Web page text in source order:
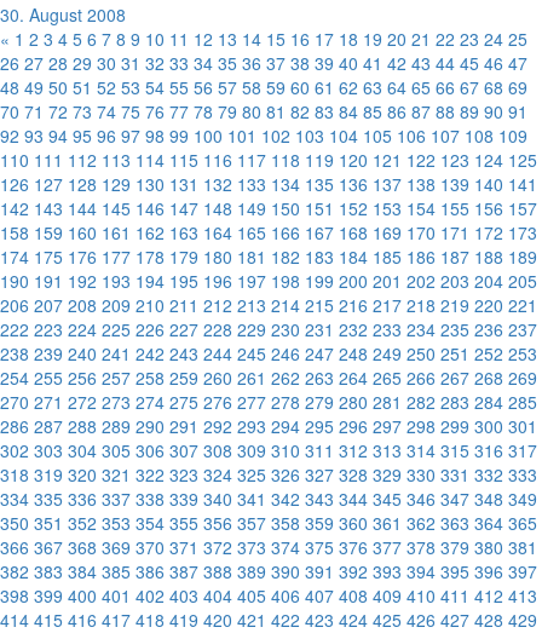
30. August 2008
« 1 2 3 4 5 6 7 8 9 10 11 12 13 14 15 16 17 18 19 20 21 22 23 24 25
26 27 28 29 30 31 32 33 34 35 36 37 38 39 40 41 42 43 44 45 46 47
48 49 50 51 52 53 54 55 56 57 58 59 60 61 62 63 64 65 66 67 68 69
70 71 72 73 74 75 76 77 78 79 80 81 82 83 84 85 86 87 88 89 90 91
92 93 94 95 96 97 98 99 100 101 102 103 104 105 106 107 108 109
110 111 112 113 114 115 116 117 118 119 120 121 122 123 124 125
126 127 128 129 130 131 132 133 134 135 136 137 138 139 140 141
142 143 144 145 146 147 148 149 150 151 152 153 154 155 156 157
158 159 160 161 162 163 164 165 166 167 168 169 170 171 172 173
174 175 176 177 178 179 180 181 182 183 184 185 186 187 188 189
190 191 192 193 194 195 196 197 198 199 200 201 202 203 204 205
206 207 208 209 210 211 212 213 214 215 216 217 218 219 220 221
222 223 224 225 226 227 228 229 230 231 232 233 234 235 236 237
238 239 240 241 242 243 244 245 246 247 248 249 250 251 252 253
254 255 256 257 258 259 260 261 262 263 264 265 266 267 268 269
270 271 272 273 274 275 276 277 278 279 280 281 282 283 284 285
286 287 288 289 290 291 292 293 294 295 296 297 298 299 300 301
302 303 304 305 306 307 308 309 310 311 312 313 314 315 316 317
318 319 320 321 322 323 324 325 326 327 328 329 330 331 332 333
334 335 336 337 338 339 340 341 342 343 344 345 346 347 348 349
350 351 352 353 354 355 356 357 358 359 360 361 362 363 364 365
366 367 368 369 370 371 372 373 374 375 376 377 378 379 380 381
382 383 384 385 386 387 388 389 390 391 392 393 394 395 396 397
398 399 400 401 402 403 404 405 406 407 408 409 410 411 412 413
414 415 416 417 418 419 420 421 422 423 424 425 426 427 428 429